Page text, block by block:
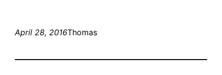
April 28, 2016Thomas